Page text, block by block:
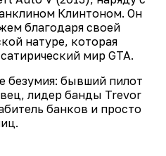
Клинтоном. Он
благодаря своей
натуре, которая
мир GTA.
безумия: бывший пилот
лидер банды Trevor
банков и просто